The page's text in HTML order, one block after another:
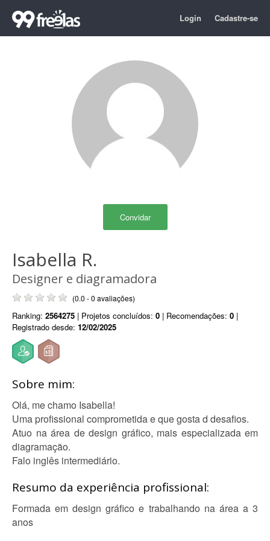
Login Cadastre-se
Convidar
Isabella R.
Designer e diagramadora
(0.0 - 0 avaliações)
Ranking: 2564275 | Projetos concluídos: 0 | Recomendações: 0 |
Registrado desde: 12/02/2025
Sobre mim:
Olá, me chamo Isabella!
Uma profissional comprometida e que gosta d desafios.
Atuo na área de design gráfico, mais especializada em
diagramação.
Falo inglês intermediário.
Resumo da experiência profissional:
Formada em design gráfico e trabalhando na área a 3
anos